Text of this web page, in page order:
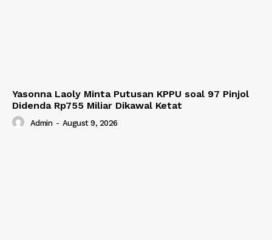
Yasonna Laoly Minta Putusan KPPU soal 97 Pinjol
Didenda Rp755 Miliar Dikawal Ketat
Admin - August 9, 2026